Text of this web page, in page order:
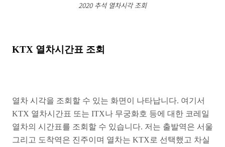
2020 추석 열차시각 조회
KTX 열차시간표 조회
열차 시각을 조회할 수 있는 화면이 나타납니다. 여기서
KTX 열차시간표 또는 ITX나 무궁화호 등에 대한 코레일
열차의 시간표를 조회할 수 있습니다. 저는 출발역은 서울
그리고 도착역은 진주이며 열차는 KTX로 선택했고 차실